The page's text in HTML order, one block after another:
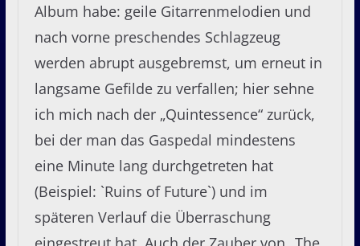
Album habe: geile Gitarrenmelodien und
nach vorne preschendes Schlagzeug
werden abrupt ausgebremst, um erneut in
langsame Gefilde zu verfallen; hier sehne
ich mich nach der „Quintessence“ zurück,
bei der man das Gaspedal mindestens
eine Minute lang durchgetreten hat
(Beispiel: `Ruins of Future`) und im
späteren Verlauf die Überraschung